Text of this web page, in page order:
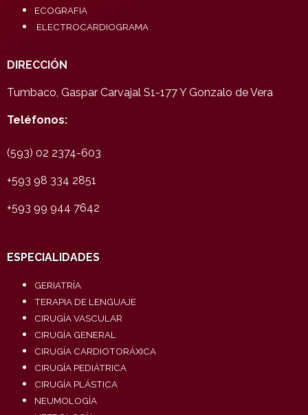
ECOGRAFIA
ELECTROCARDIOGRAMA
DIRECCIÓN
Tumbaco, Gaspar Carvajal S1-177 Y Gonzalo de Vera
Teléfonos:
(593) 02 2374-603
+593 98 334 2851
+593 99 944 7642
ESPECIALIDADES
GERIATRÍA
TERAPIA DE LENGUAJE
CIRUGÍA VASCULAR
CIRUGÍA GENERAL
CIRUGÍA CARDIOTORÁXICA
CIRUGÍA PEDIÁTRICA
CIRUGÍA PLÁSTICA
NEUMOLOGÍA